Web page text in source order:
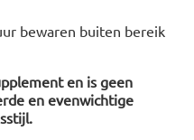
bewaren buiten bereik
en is geen
en evenwichtige